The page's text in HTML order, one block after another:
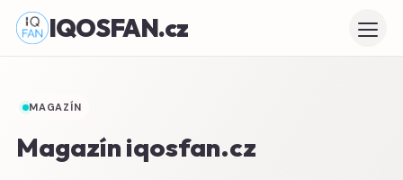
IQOSFAN.cz
MAGAZÍN
Magazín iqosfan.cz